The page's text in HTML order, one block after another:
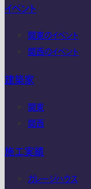
イベント
関東のイベント
関西のイベント
建築家
関東
関西
施工実績
ガレージハウス